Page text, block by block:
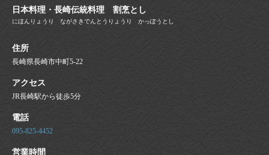
日本料理・長崎伝統料理 割烹とし
にほんりょうり ながさきでんとうりょうり かっぽうとし
住所
長崎県長崎市中町5-22
アクセス
JR長崎駅から徒歩5分
電話
095-825-4452
営業時間